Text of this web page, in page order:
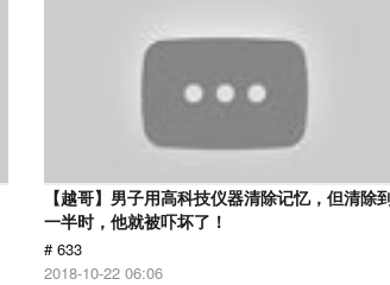
【越哥】男子用高科技仪器清除记忆，但清除
一半时，他就被吓坏了！
# 633
2018-10-22 06:06